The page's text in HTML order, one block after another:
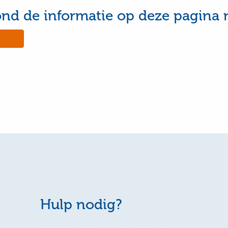
de informatie op deze pagina
this
Hulp nodig?